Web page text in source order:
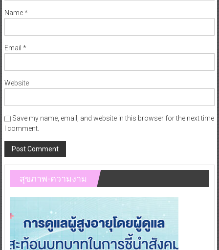
Name*
Email *
Website
Save my name, email, and website in this browser for the next time
I comment.
สุขภาพ-ความงาม